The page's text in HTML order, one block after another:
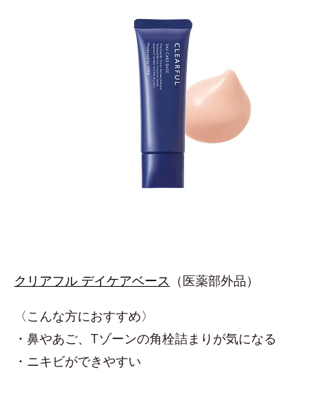
クリアフル デイケアベース （医薬部外品）
〈こんな方におすすめ〉
・鼻やあご、Tゾーンの角栓詰まりが気になる
・ニキビができやすい